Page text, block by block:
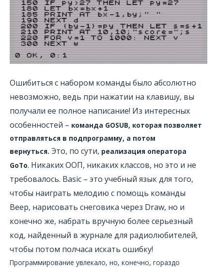
Ошибиться с набором команды было абсолютно
невозможно, ведь при нажатии на клавишу, вы
получали ее полное написание! Из интересных
особенностей – команда GOSUB, которая позволяет
отправляться в подпрограмму, а потом
вернуться. Это, по сути, реализация оператора
GoTo. Никаких ООП, никаких классов, но это и не
требовалось. Basic – это учебный язык для того,
чтобы наиграть мелодию с помощь команды
Beep, нарисовать снеговика через Draw, но и
конечно же, набрать вручную более серьезный
код, найденный в журнале для радиолюбителей,
чтобы потом полчаса искать ошибку!
Программирование увлекало, но, конечно, гораздо